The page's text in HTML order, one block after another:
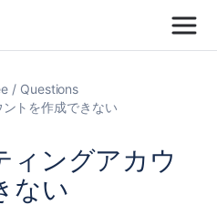
Questions
トを作成できない
ィングアカウ
ない